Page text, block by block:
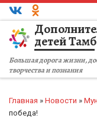
Перейти к
детей
Большая дорога жизни,
творчества и познания
Главная » Новости »
победа!